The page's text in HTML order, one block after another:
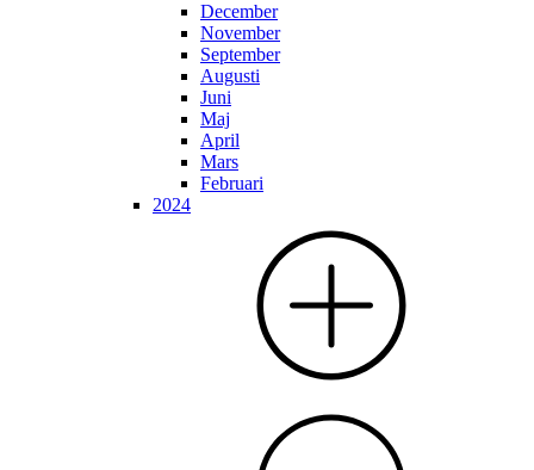
December
November
September
Augusti
Juni
Maj
April
Mars
Februari
2024